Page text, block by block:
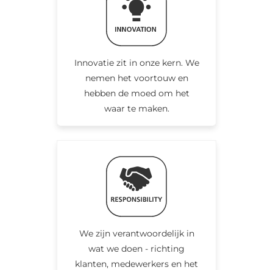
Innovatie zit in onze kern. We
nemen het voortouw en
hebben de moed om het
waar te maken.
We zijn verantwoordelijk in
wat we doen - richting
klanten, medewerkers en het